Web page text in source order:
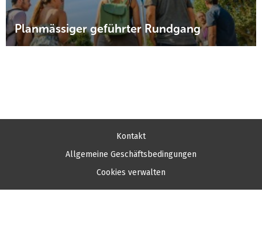
Planmässiger geführter Rundgang
Kontakt
Allgemeine Geschäftsbedingungen
Cookies verwalten